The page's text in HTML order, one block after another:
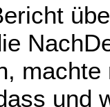
und